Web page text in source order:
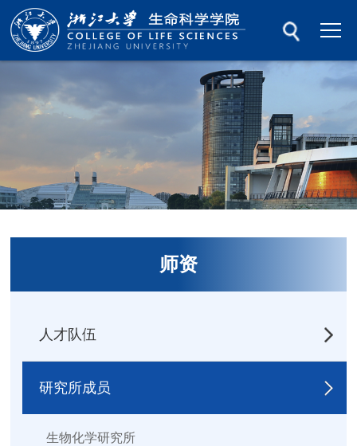
师资
人才队伍
研究所成员
生物化学研究所